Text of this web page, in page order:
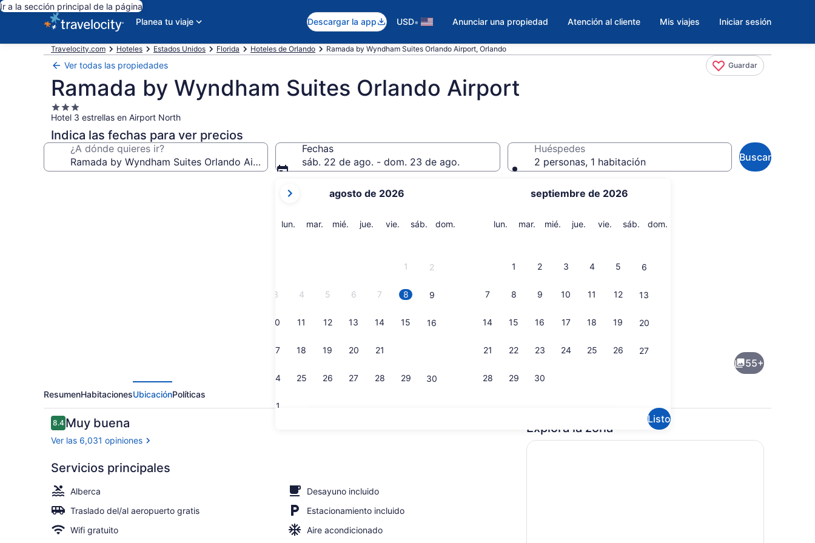
Ir a la sección principal de la página
Planea tu viaje
Descargar la app USD• Anunciar una propiedad Atención al cliente Mis viajes Iniciar sesión
Travelocity.com Hoteles Estados Unidos Florida Hoteles de Orlando Ramada by Wyndham Suites Orlando Airport, Orlando
Ver todas las propiedades Guardar
Ramada by Wyndham Suites Orlando Airport
Propiedad
de
3.0
estrellas
Hotel 3 estrellas en Airport North
Indica las fechas para ver precios
¿A dónde quieres ir?
Fechas
sáb. 22 de ago. - dom. 23 de ago.
meses
son
agosto de 2026
lun. lunesmar. martes
mié. miércoles
jue. jueves
vie. viernes
sáb. sábado
dom.
1 2
3 4 5 6 7 8 9
10 11 12 13 14 15 16
17 18 19 20 21
24 25 26 27 28 29 30
31
septiembre de 2026
lun. lunesmar. martes
mié. miércoles
jue. jueves
vie. viernes
sáb. sábado
dom.
1 2 3 4 5 6
7 8 9 10 11 12 13
14 15 16 17 18 19 20
21 22 23 24 25 26 27
28 29 30
Listo
Huéspedes
2 personas, 1 habitación
Buscar
Suite estudio, 1 cama King size, para no fumadores (Mobility/Hearing Accessible) | Ropa de cama de alta calidad y caja de seguridad en la habitación
55+
ResumenHabitacionesUbicaciónPolíticas
Opiniones
8.48.4 de 10,
Muy buena
Ver las 6,031 opiniones
Servicios principales
Alberca
Desayuno incluido
Traslado del/al aeropuerto gratis
Estacionamiento incluido
Wifi gratuito
Aire acondicionado
Explora la zona